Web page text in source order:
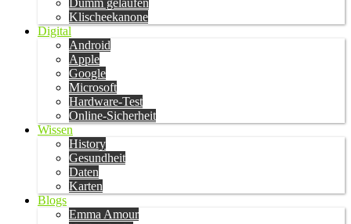
Dumm gelaufen
Klischeekanone
Digital
Android
Apple
Google
Microsoft
Hardware-Test
Online-Sicherheit
Wissen
History
Gesundheit
Daten
Karten
Blogs
Emma Amour